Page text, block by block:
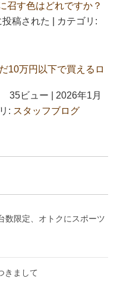
す色はどれですか？
稿された
カテゴリ:
10万円以下で買えるロ
35ビュー
2026年1月
: スタッフブログ
数限定、オトクにスポーツ
きまして